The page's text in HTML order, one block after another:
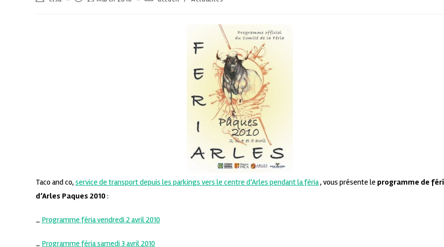
Taco and co, service de transport depuis les parkings vers le centre d’Arles pendant la féria, vous présente le programme de
d’Arles Paques 2010:
_ Programme féria vendredi 2 avril 2010
_ Programme féria samedi 3 avril 2010